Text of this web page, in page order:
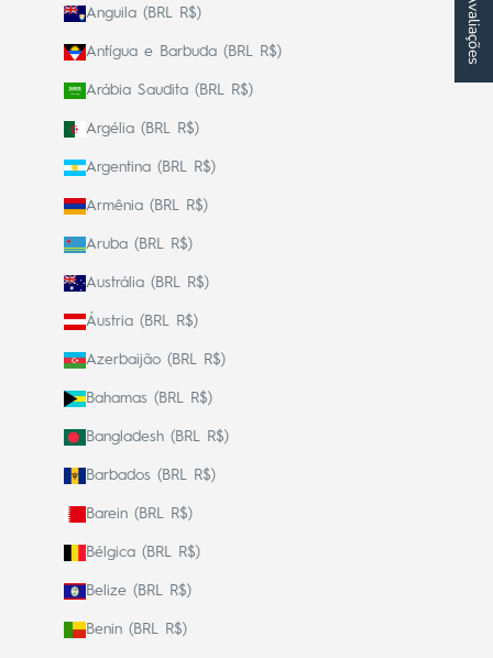
Anguila (BRL R$)
Antígua e Barbuda (BRL R$)
Arábia Saudita (BRL R$)
Argélia (BRL R$)
Argentina (BRL R$)
Armênia (BRL R$)
Aruba (BRL R$)
Austrália (BRL R$)
Áustria (BRL R$)
Azerbaijão (BRL R$)
Bahamas (BRL R$)
Bangladesh (BRL R$)
Barbados (BRL R$)
Barein (BRL R$)
Bélgica (BRL R$)
Belize (BRL R$)
Benin (BRL R$)
★ Avaliações